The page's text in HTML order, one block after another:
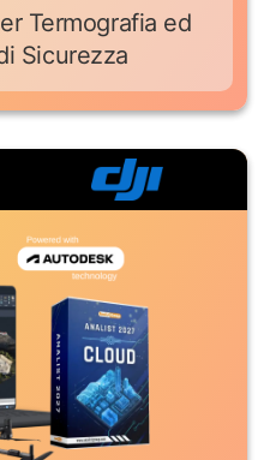
Termografia ed
Sicurezza